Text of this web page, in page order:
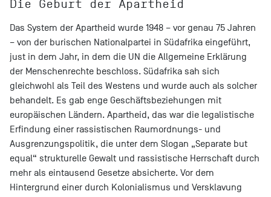
Die Geburt der Apartheid
Das System der Apartheid wurde 1948 – vor genau 75 Jahren
– von der burischen Nationalpartei in Südafrika eingeführt,
just in dem Jahr, in dem die UN die Allgemeine Erklärung
der Menschenrechte beschloss. Südafrika sah sich
gleichwohl als Teil des Westens und wurde auch als solcher
behandelt. Es gab enge Geschäftsbeziehungen mit
europäischen Ländern. Apartheid, das war die legalistische
Erfindung einer rassistischen Raumordnungs- und
Ausgrenzungspolitik, die unter dem Slogan „Separate but
equal“ strukturelle Gewalt und rassistische Herrschaft durch
mehr als eintausend Gesetze absicherte. Vor dem
Hintergrund einer durch Kolonialismus und Versklavung